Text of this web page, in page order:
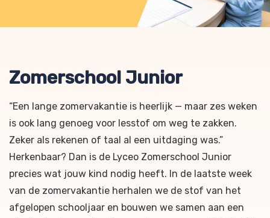
Zomerschool Junior
“Een lange zomervakantie is heerlijk — maar zes weken
is ook lang genoeg voor lesstof om weg te zakken.
Zeker als rekenen of taal al een uitdaging was.”
Herkenbaar? Dan is de Lyceo Zomerschool Junior
precies wat jouw kind nodig heeft. In de laatste week
van de zomervakantie herhalen we de stof van het
afgelopen schooljaar en bouwen we samen aan een